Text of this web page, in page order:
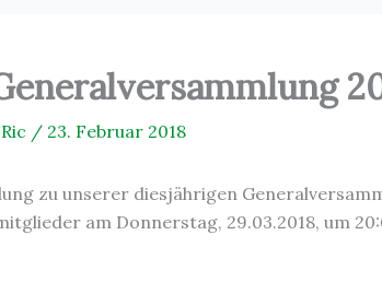
Ric / 23. Februar 2018
zu unserer diesjährigen
am Donnerstag, 29.03.2018, um